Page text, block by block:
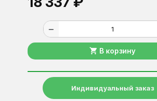
remove
shopping_cart В корзину
Индивидуальный заказ